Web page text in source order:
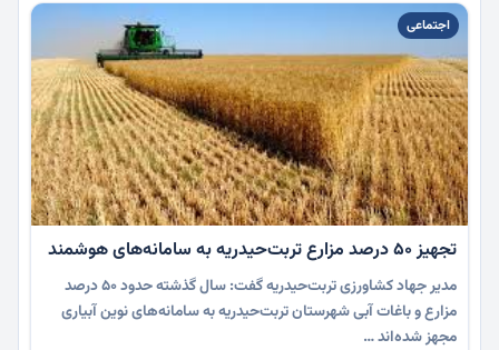
اجتماعی
تجهیز ۵۰ درصد مزارع تربت‌حیدریه به سامانه‌های هوشمند
مدیر جهاد کشاورزی تربت‌حیدریه گفت: سال گذشته حدود ۵۰ درصد
مزارع و باغات آبی شهرستان تربت‌حیدریه به سامانه‌های نوین آبیاری
مجهز شده‌اند …